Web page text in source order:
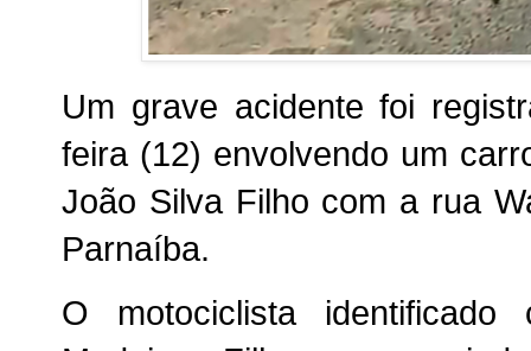
Um grave acidente foi
feira (12) envolvendo um
João Silva Filho com a rua
Parnaíba.
O motociclista